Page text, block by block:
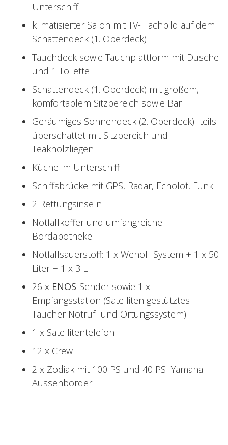
Unterschiff
klimatisierter Salon mit TV-Flachbild auf dem
Schattendeck (1. Oberdeck)
Tauchdeck sowie Tauchplattform mit Dusche
und 1 Toilette
Schattendeck (1. Oberdeck) mit großem,
komfortablem Sitzbereich sowie Bar
Geräumiges Sonnendeck (2. Oberdeck) teils
überschattet mit Sitzbereich und
Teakholzliegen
Küche im Unterschiff
Schiffsbrücke mit GPS, Radar, Echolot, Funk
2 Rettungsinseln
Notfallkoffer und umfangreiche
Bordapotheke
Notfallsauerstoff: 1 x Wenoll-System + 1 x 50
Liter + 1 x 3 L
26 x ENOS-Sender sowie 1 x
Empfangsstation (Satelliten gestütztes
Taucher Notruf- und Ortungssystem)
1 x Satellitentelefon
12 x Crew
2 x Zodiak mit 100 PS und 40 PS Yamaha
Aussenborder